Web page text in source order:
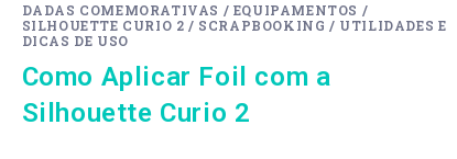
DADAS COMEMORATIVAS / EQUIPAMENTOS /
SILHOUETTE CURIO 2 / SCRAPBOOKING / UTILIDADES E
DICAS DE USO
Como Aplicar Foil com a
Silhouette Curio 2